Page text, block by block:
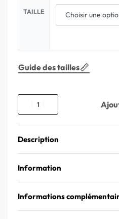
TAILLE
Guide des tailles
Description
Information
Informations